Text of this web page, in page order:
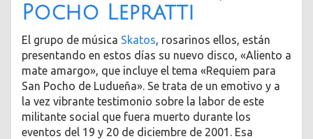
Pocho Lepratti
El grupo de música Skatos, rosarinos ellos, están
presentando en estos días su nuevo disco, «Aliento a
mate amargo», que incluye el tema «Requiem para
San Pocho de Ludueña». Se trata de un emotivo y a
la vez vibrante testimonio sobre la labor de este
militante social que fuera muerto durante los
eventos del 19 y 20 de diciembre de 2001. Esa